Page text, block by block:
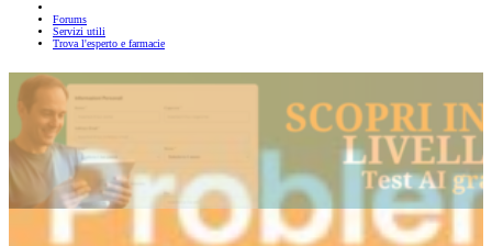
Forums
Servizi utili
Trova l'esperto e farmacie